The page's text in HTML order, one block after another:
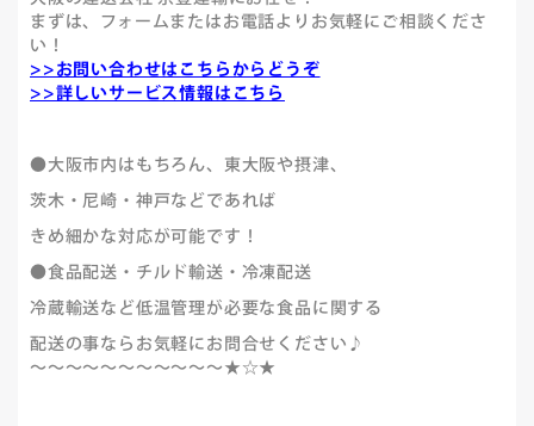
まずは、フォームまたはお電話よりお気軽にご相談くださ
い！
>>お問い合わせはこちらからどうぞ
>>詳しいサービス情報はこちら
●大阪市内はもちろん、東大阪や摂津、
茨木・尼崎・神戸などであれば
きめ細かな対応が可能です！
●食品配送・チルド輸送・冷凍配送
冷蔵輸送など低温管理が必要な食品に関する
配送の事ならお気軽にお問合せください♪
～～～～～～～～～～～★☆★